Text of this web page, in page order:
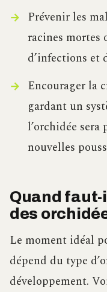
Prévenir les
racines
d’infections et
Encourager la
gardant un
l’orchidée sera
nouvelles
Quand
des
Le moment idéal
dépend du type
développement.